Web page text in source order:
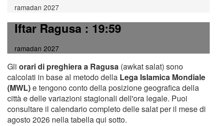
ramadan 2027
Iftar Ragusa: 19:59
ramadan 2027
Gli orari di preghiera a Ragusa (awkat salat) sono
calcolati in base al metodo della Lega Islamica Mondiale
(MWL)e tengono conto della posizione geografica della
città e delle variazioni stagionali dell'ora legale. Puoi
consultare il calendario completo delle salat per il mese di
agosto 2026 nella tabella qui sotto.